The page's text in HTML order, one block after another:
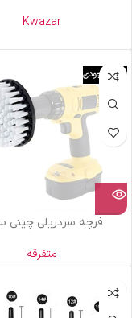
Kwazar
اتمام موجودی
فرچه سردریلی چینی
متفرقه